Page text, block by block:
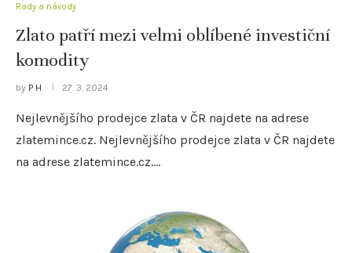
Rady a návody
Zlato patří mezi velmi oblíbené investiční
komodity
by P H 27. 3. 2024
Nejlevnějšího prodejce zlata v ČR najdete na adrese
zlatemince.cz. Nejlevnějšího prodejce zlata v ČR najdete
na adrese zlatemince.cz.…